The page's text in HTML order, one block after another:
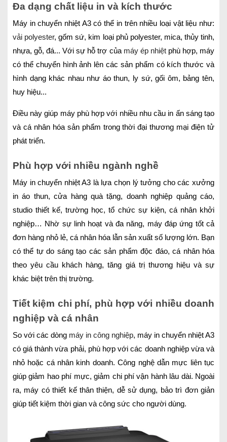
Đa dạng chất liệu in và kích thước
Máy in chuyển nhiệt A3 có thể in trên nhiều loại vật liệu như:
vải polyester, gốm sứ, kim loại phủ polyester, mica, thủy tinh,
nhựa, gỗ, đá... Với sự hỗ trợ của máy ép nhiệtphù hợp, máy
có thể chuyển hình ảnh lên các sản phẩm có kích thước và
hình dạng khác nhau như áo thun, ly sứ, gối ôm, bảng tên,
huy hiệu...
Điều này giúp máy phù hợp với nhiều nhu cầu in ấn sáng tạo
và cá nhân hóa sản phẩm trong thời đại thương mại điện tử
phát triển.
Phù hợp với nhiều ngành nghề
Máy in chuyển nhiệt A3 là lựa chọn lý tưởng cho các xưởng
in áo thun, cửa hàng quà tặng, doanh nghiệp quảng cáo,
studio thiết kế, trường học, tổ chức sự kiện, cá nhân khởi
nghiệp… Nhờ sự linh hoạt và đa năng, máy đáp ứng tốt cả
đơn hàng nhỏ lẻ, cá nhân hóa lẫn sản xuất số lượng lớn. Bạn
có thể tự do sáng tạo các sản phẩm độc đáo, cá nhân hóa
theo yêu cầu khách hàng, tăng giá trị thương hiệu và sự
khác biệt trên thị trường.
Tiết kiệm chi phí, phù hợp với nhiều doanh
nghiệp và cá nhân
So với các dòng máy in công nghiệp, máy in chuyển nhiệt A3
có giá thành vừa phải, phù hợp với các doanh nghiệp vừa và
nhỏ hoặc cá nhân kinh doanh. Công nghệ dẫn mực liên tục
giúp giảm hao phí mực, giảm chi phí vận hành lâu dài. Ngoài
ra, máy có thiết kế thân thiện, dễ sử dụng, bảo trì đơn giản
giúp tiết kiệm thời gian và công sức cho người dùng.